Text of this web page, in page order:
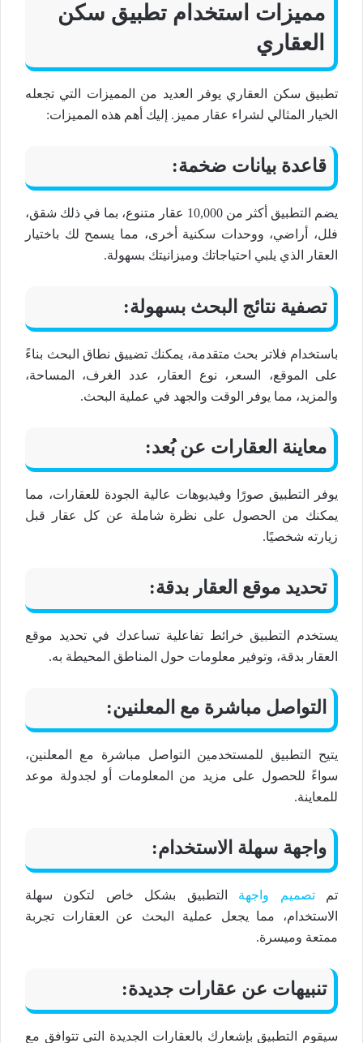
مميزات استخدام تطبيق سكن
العقاري
تطبيق سكن العقاري يوفر العديد من المميزات التي تجعله
الخيار المثالي لشراء عقار مميز. إليك أهم هذه المميزات:
قاعدة بيانات ضخمة:
يضم التطبيق أكثر من 10,000 عقار متنوع، بما في ذلك شقق،
فلل، أراضي، ووحدات سكنية أخرى، مما يسمح لك باختيار
العقار الذي يلبي احتياجاتك وميزانيتك بسهولة.
تصفية نتائج البحث بسهولة:
باستخدام فلاتر بحث متقدمة، يمكنك تضييق نطاق البحث بناءً
على الموقع، السعر، نوع العقار، عدد الغرف، المساحة،
والمزيد، مما يوفر الوقت والجهد في عملية البحث.
معاينة العقارات عن بُعد:
يوفر التطبيق صورًا وفيديوهات عالية الجودة للعقارات، مما
يمكنك من الحصول على نظرة شاملة عن كل عقار قبل
زيارته شخصيًا.
تحديد موقع العقار بدقة:
يستخدم التطبيق خرائط تفاعلية تساعدك في تحديد موقع
العقار بدقة، وتوفير معلومات حول المناطق المحيطة به.
التواصل مباشرة مع المعلنين:
يتيح التطبيق للمستخدمين التواصل مباشرة مع المعلنين،
سواءً للحصول على مزيد من المعلومات أو لجدولة موعد
للمعاينة.
واجهة سهلة الاستخدام:
تمتصميم واجهة التطبيق بشكل خاص لتكون سهلة
الاستخدام، مما يجعل عملية البحث عن العقارات تجربة
ممتعة وميسرة.
تنبيهات عن عقارات جديدة:
سيقوم التطبيق بإشعارك بالعقارات الجديدة التي تتوافق مع